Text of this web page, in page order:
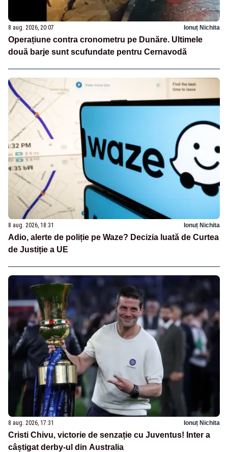
8 aug. 2026, 20:07 Ionuț Nichita
Operațiune contra cronometru pe Dunăre. Ultimele
două barje sunt scufundate pentru Cernavodă
8 aug. 2026, 18:31 Ionuț Nichita
Adio, alerte de poliție pe Waze? Decizia luată de Curtea
de Justiție a UE
8 aug. 2026, 17:31 Ionuț Nichita
Cristi Chivu, victorie de senzație cu Juventus! Inter a
câștigat derby-ul din Australia